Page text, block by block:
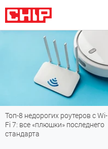
Топ-8 недорогих роутеров с Wi-
Fi 7: все «плюшки» последнего
стандарта